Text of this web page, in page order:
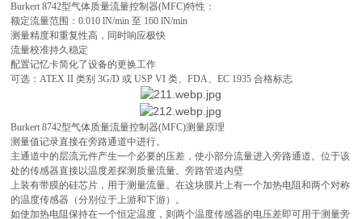
Burkert 8742型气体质量流量控制器(MFC)特性：
额定流量范围：0.010 lN/min 至 160 lN/min
测量精度和重复性高，同时响应极快
流量校准持久稳定
配置记忆卡简化了设备的更换工作
可选：ATEX II 类别 3G/D 或 USP VI 类、FDA、EC 1935 合格标志
Burkert 8742型气体质量流量控制器(MFC)测量原理
测量值记录直接在旁路通道中进行。
主通道中的层流元件产生㇐个必要的压差，使小部分流量进入旁路通道。位于该
处的传感器直接以温度差探测质量流量。旁路管道内壁
上装有带膜的硅芯片，用于测量流量。在这块膜片上有㇐个加热电阻和两个对称
的温度传感器（分别位于上游和下游）。
如使加热电阻保持在㇐个恒定温度，则两个温度传感器的电压差即可用于测量旁